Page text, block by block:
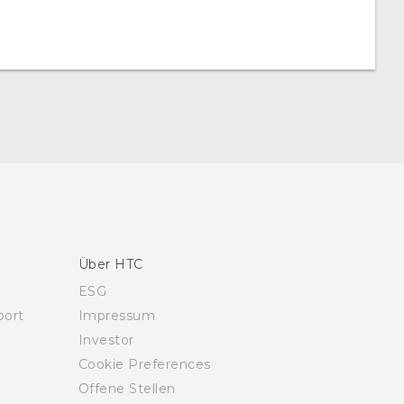
Über HTC
ESG
Impressum
Investor
Cookie Preferences
Offene Stellen